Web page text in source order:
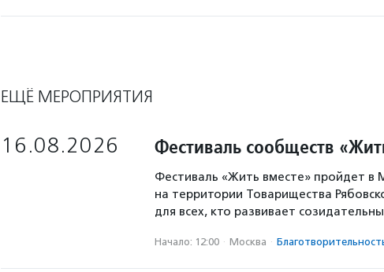
ЕЩЁ МЕРОПРИЯТИЯ
16.08.2026 Фестиваль сообществ
Фестиваль «Жить вместе» пройдет в
на территории Товарищества
для всех, кто развивает
Начало: 12:00 · Москва ·